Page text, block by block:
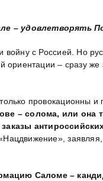
– удовлетворять
с Россией. Но
ориентации – сразу же
провокационны и
– солома, или она
Саломе –